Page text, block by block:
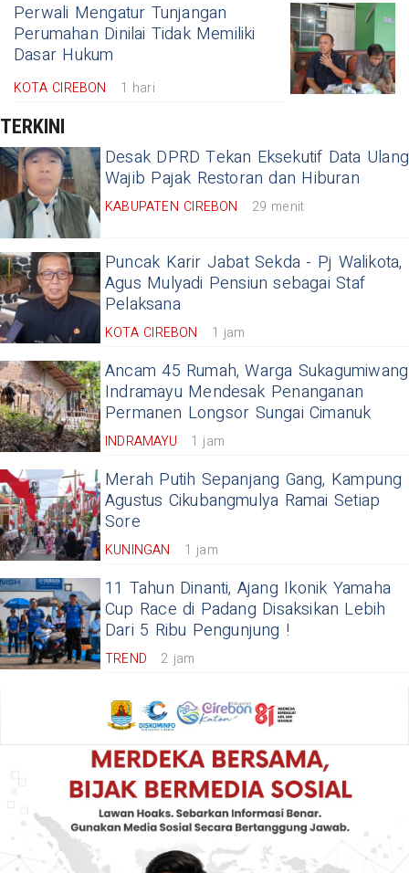
Perwali Mengatur Tunjangan
Perumahan Dinilai Tidak Memiliki
Dasar Hukum
KOTA CIREBON 1 hari
TERKINI
Desak DPRD Tekan Eksekutif Data Ulang
Wajib Pajak Restoran dan Hiburan
KABUPATEN CIREBON 29 menit
Puncak Karir Jabat Sekda - Pj Walikota,
Agus Mulyadi Pensiun sebagai Staf
Pelaksana
KOTA CIREBON 1 jam
Ancam 45 Rumah, Warga Sukagumiwang
Indramayu Mendesak Penanganan
Permanen Longsor Sungai Cimanuk
INDRAMAYU 1 jam
Merah Putih Sepanjang Gang, Kampung
Agustus Cikubangmulya Ramai Setiap
Sore
KUNINGAN 1 jam
11 Tahun Dinanti, Ajang Ikonik Yamaha
Cup Race di Padang Disaksikan Lebih
Dari 5 Ribu Pengunjung !
TREND 2 jam